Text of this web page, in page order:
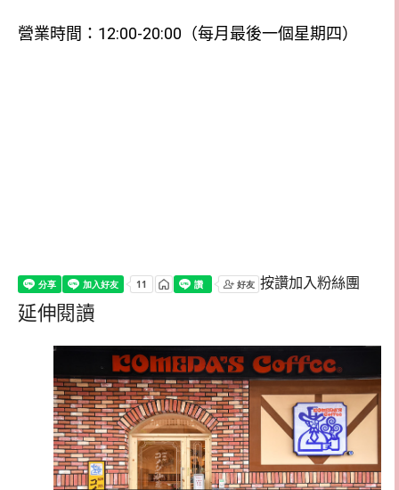
營業時間：12:00-20:00（每月最後一個星期四）
按讚加入粉絲團
延伸閱讀